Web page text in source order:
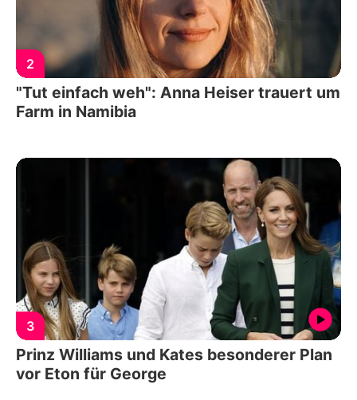
2
"Tut einfach weh": Anna Heiser trauert um
Farm in Namibia
3
Prinz Williams und Kates besonderer Plan
vor Eton für George